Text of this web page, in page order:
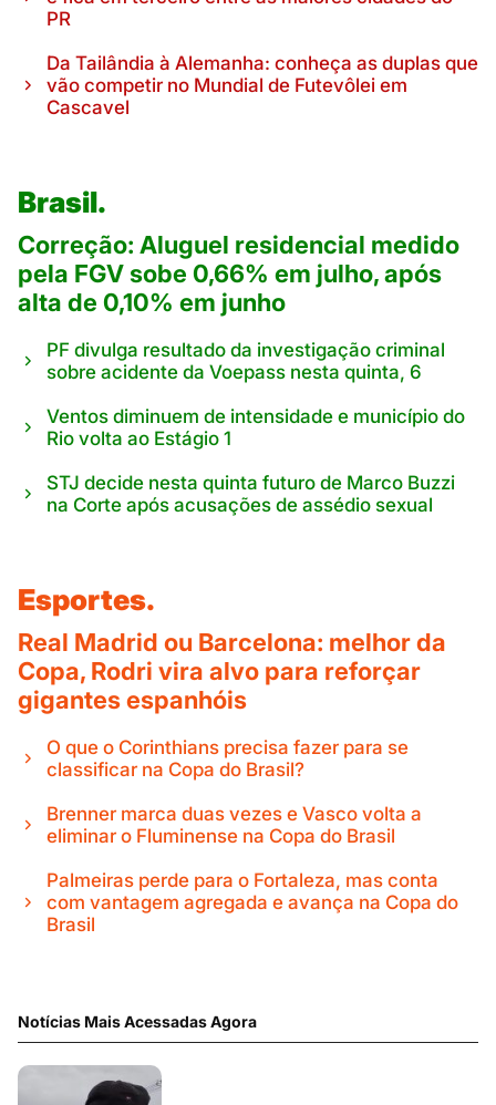
PR
Da Tailândia à Alemanha: conheça as duplas que
vão competir no Mundial de Futevôlei em
Cascavel
Brasil.
Correção: Aluguel residencial medido
pela FGV sobe 0,66% em julho, após
alta de 0,10% em junho
PF divulga resultado da investigação criminal
sobre acidente da Voepass nesta quinta, 6
Ventos diminuem de intensidade e município do
Rio volta ao Estágio 1
STJ decide nesta quinta futuro de Marco Buzzi
na Corte após acusações de assédio sexual
Esportes.
Real Madrid ou Barcelona: melhor da
Copa, Rodri vira alvo para reforçar
gigantes espanhóis
O que o Corinthians precisa fazer para se
classificar na Copa do Brasil?
Brenner marca duas vezes e Vasco volta a
eliminar o Fluminense na Copa do Brasil
Palmeiras perde para o Fortaleza, mas conta
com vantagem agregada e avança na Copa do
Brasil
Notícias Mais Acessadas Agora